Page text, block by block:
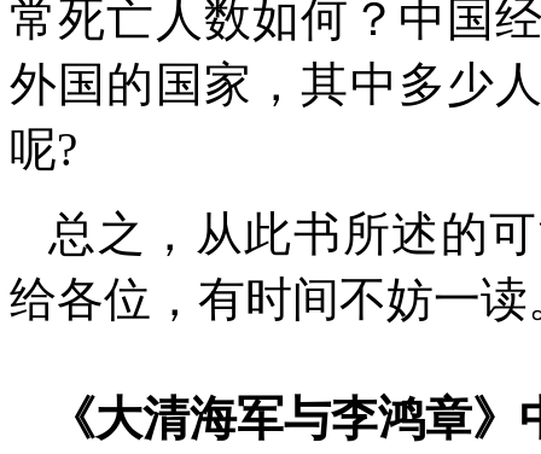
常死亡人数如何？中国
外国的国家，其中多少
呢?
总之，从此书所述的
给各位，有时间不妨一读
《大清海军与李鸿章》